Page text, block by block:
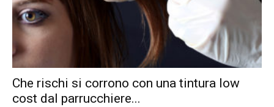
Che rischi si corrono con una tintura low
cost dal parrucchiere...